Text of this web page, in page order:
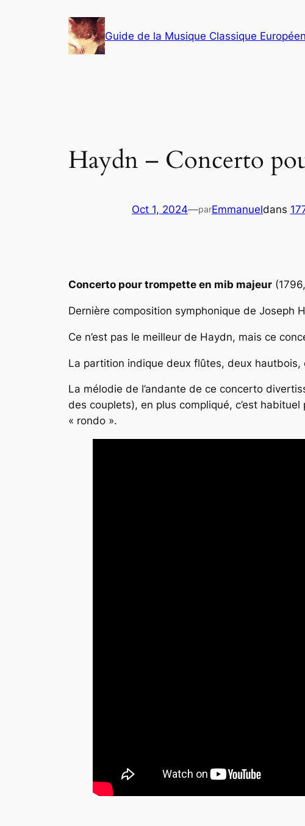
Guide de la Musique Classique
Haydn – Concerto
Oct 1, 2024—parEmmanueldans
Concerto pour trompette en mib majeur
Dernière composition symphonique de Joseph
Ce n’est pas le meilleur de Haydn, mais ce
La partition indique deux flûtes, deux
La mélodie de l’andante de ce concerto
des couplets), en plus compliqué, c’est
« rondo ».